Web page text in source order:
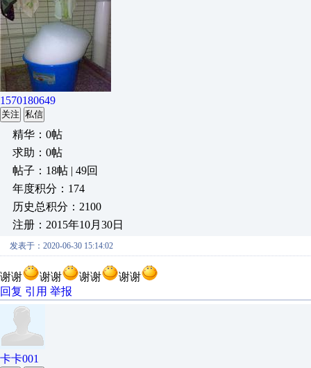
1570180649
关注 私信
精华：0帖
求助：0帖
帖子：18帖 | 49回
年度积分：174
历史总积分：2100
注册：2015年10月30日
发表于：2020-06-30 15:14:02
谢谢 谢谢 谢谢
谢谢
回复 引用 举报
卡卡001